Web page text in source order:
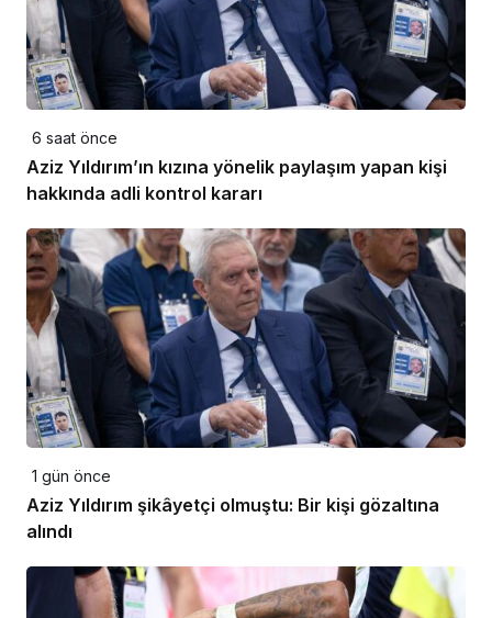
6 saat önce
Aziz Yıldırım’ın kızına yönelik paylaşım yapan kişi
hakkında adli kontrol kararı
1 gün önce
Aziz Yıldırım şikâyetçi olmuştu: Bir kişi gözaltına
alındı